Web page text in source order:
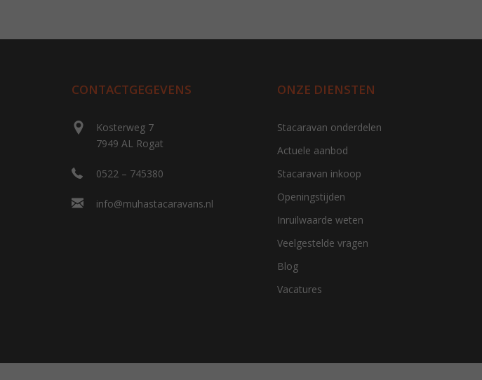
CONTACTGEGEVENS
Kosterweg 7
7949 AL Rogat
0522 – 745380
info@muhastacaravans.nl
ONZE DIENSTEN
Stacaravan onderdelen
Actuele aanbod
Stacaravan inkoop
Openingstijden
Inruilwaarde weten
Veelgestelde vragen
Blog
Vacatures